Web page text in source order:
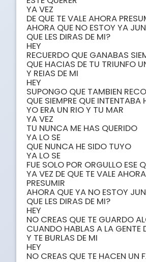
YA VEZ
DE QUE TE VALE AHORA
AHORA QUE NO ESTOY YA
QUE LES DIRAS DE MI?
HEY
RECUERDO QUE GANABAS
QUE HACIAS DE TU TRIUNFO
Y REIAS DE MI
HEY
SUPONGO QUE TAMBIEN
QUE SIEMPRE QUE INTENTABA
YO ERA UN RIO Y TU MAR
YA VEZ
TU NUNCA ME HAS QUERIDO
YA LO SE
QUE NUNCA HE SIDO TUYO
YA LO SE
FUE SOLO POR ORGULLO ESE
YA VEZ DE QUE TE VALE AHORA
PRESUMIR
AHORA QUE YA NO ESTOY
QUE LES DIRAS DE MI?
HEY
NO CREAS QUE TE GUARDO
CUANDO HABLAS A LA GENTE
Y TE BURLAS DE MI
HEY
NO CREAS QUE TE HACEN UN